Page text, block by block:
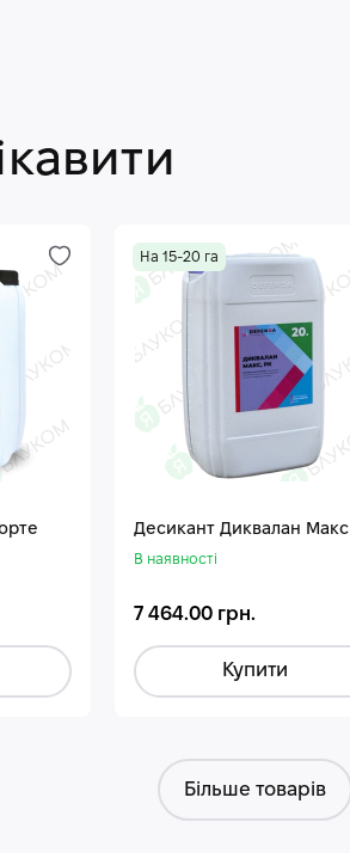
На 15-20 га
Десикант Диквалан Макс
В наявності
7 464.00 грн.
Купити
Більше товарів